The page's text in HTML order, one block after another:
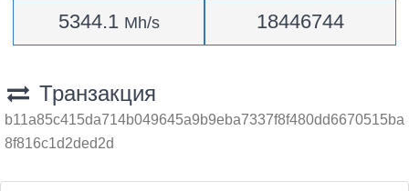
5344.1 Mh/s 18446744
Транзакция
b11a85c415da714b049645a9b9eba7337f8f480dd6670515ba
8f816c1d2ded2d